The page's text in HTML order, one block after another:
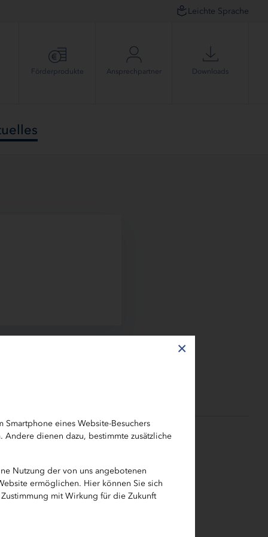
eines Website-Besuchers
dienen dazu, bestimmte zusätzliche
Nutzung der von uns angebotenen
ermöglichen. Hier können Sie sich
mit Wirkung für die Zukunft
×
Leichte Sprache
Förder­produkte Ansprech­partner Downloads
Team
aus, die